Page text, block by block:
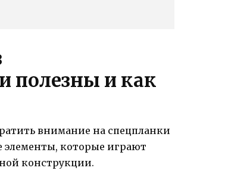
полезны и как
внимание на спецпланки
элементы, которые играют
конструкции.